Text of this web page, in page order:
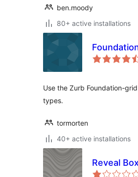
ben.moody
80+ active installations
Use the Zurb Foundation-
types.
tormorten
40+ active installations
Reveal Box